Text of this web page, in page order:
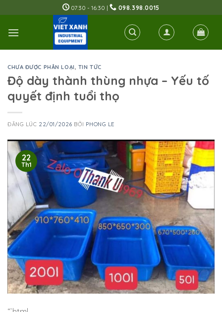
to
content
07:30 - 16:30 | 098.398.0015
CHƯA ĐƯỢC PHÂN LOẠI, TIN TỨC
Độ dày thành thùng nhựa – Yếu tố
quyết định tuổi thọ
ĐĂNG LÚC 22/01/2026 BỞI PHONG LE
22
Th1